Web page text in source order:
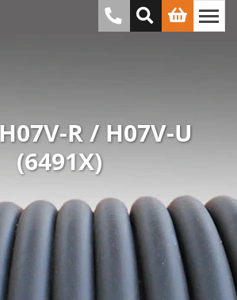
R / H07V-U
(6491X)